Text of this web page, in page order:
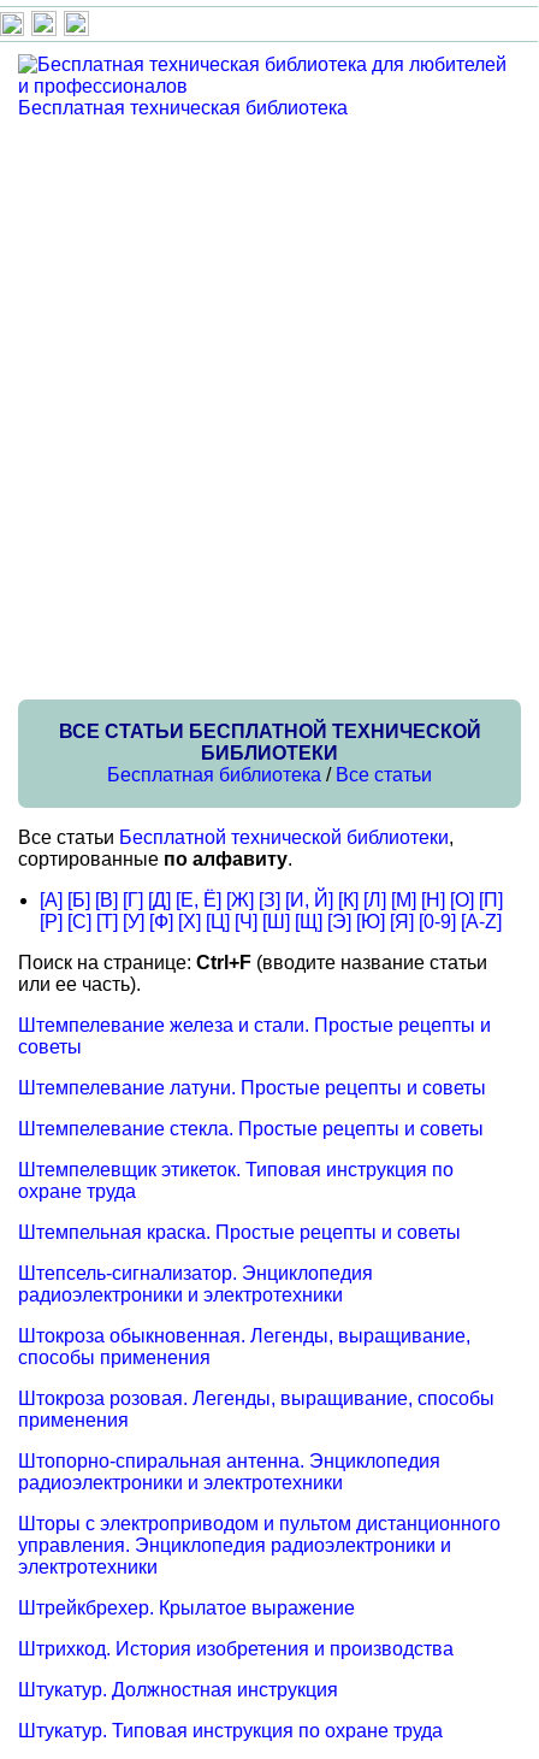
Бесплатная техническая библиотека
ВСЕ СТАТЬИ БЕСПЛАТНОЙ ТЕХНИЧЕСКОЙ
БИБЛИОТЕКИ
Бесплатная библиотека / Все статьи
Все статьи Бесплатной технической библиотеки,
сортированные по алфавиту.
[А] [Б] [В] [Г] [Д] [Е, Ё] [Ж] [З] [И, Й] [К] [Л] [М] [Н] [О] [П]
[Р] [С] [Т] [У] [Ф] [Х] [Ц] [Ч] [Ш] [Щ] [Э] [Ю] [Я] [0-9] [A-Z]
Поиск на странице: Ctrl+F (вводите название статьи
или ее часть).
Штемпелевание железа и стали. Простые рецепты и
советы
Штемпелевание латуни. Простые рецепты и советы
Штемпелевание стекла. Простые рецепты и советы
Штемпелевщик этикеток. Типовая инструкция по
охране труда
Штемпельная краска. Простые рецепты и советы
Штепсель-сигнализатор. Энциклопедия
радиоэлектроники и электротехники
Штокроза обыкновенная. Легенды, выращивание,
способы применения
Штокроза розовая. Легенды, выращивание, способы
применения
Штопорно-спиральная антенна. Энциклопедия
радиоэлектроники и электротехники
Шторы с электроприводом и пультом дистанционного
управления. Энциклопедия радиоэлектроники и
электротехники
Штрейкбрехер. Крылатое выражение
Штрихкод. История изобретения и производства
Штукатур. Должностная инструкция
Штукатур. Типовая инструкция по охране труда